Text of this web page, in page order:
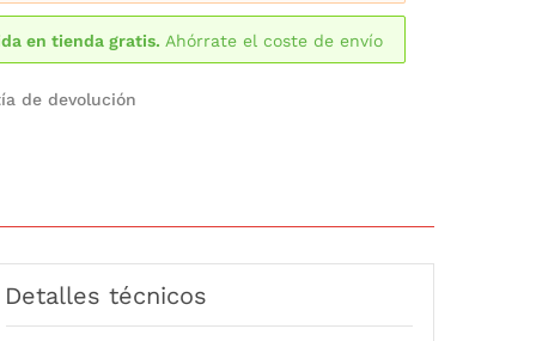
en tienda gratis. Ahórrate el coste de envío
de devolución
Detalles técnicos